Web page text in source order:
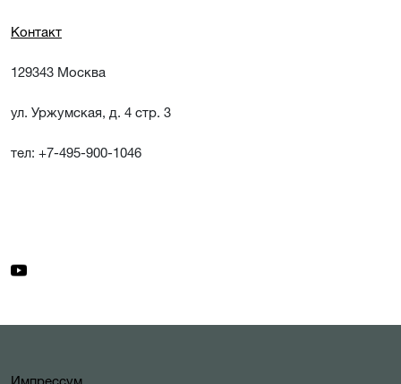
Контакт
129343 Москва
ул. Уржумская, д. 4 стр. 3
тел: +7-495-900-1046
Импрессум